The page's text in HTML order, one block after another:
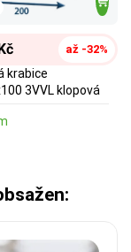
až -32%
krabice
3VVL klopová